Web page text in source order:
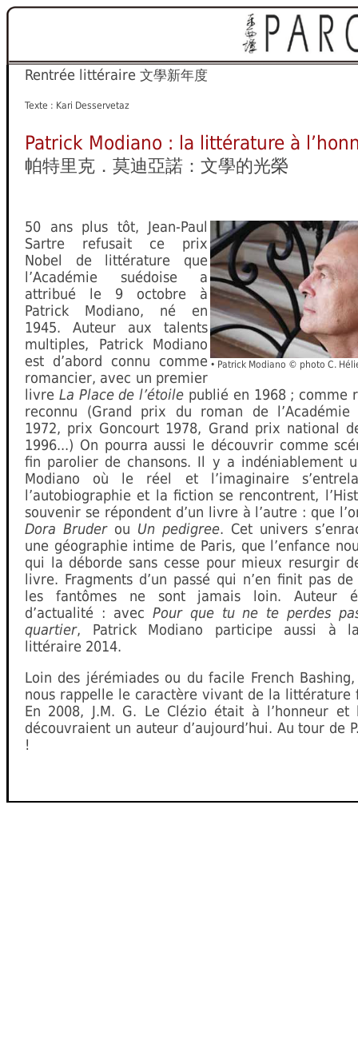
Rentrée littéraire 文學新年度
Texte : Kari Desservetaz
Patrick Modiano : la littérature à
帕特里克．莫迪亞諾：文學的光榮
• Patrick Modiano © photo C.
50 ans plus tôt, Jean-Paul
Sartre refusait ce prix
Nobel de littérature que
l’Académie suédoise a
attribué le 9 octobre à
Patrick Modiano, né en
1945. Auteur aux talents
multiples, Patrick Modiano
est d’abord connu comme
romancier, avec un premier
livre La Place de l’étoile publié en 1968 ; comme
reconnu (Grand prix du roman de l’Académie
1972, prix Goncourt 1978, Grand prix national
1996...) On pourra aussi le découvrir comme
fin parolier de chansons. Il y a indéniablement
Modiano où le réel et l’imaginaire
l’autobiographie et la fiction se rencontrent,
souvenir se répondent d’un livre à l’autre : que
Dora Bruderou Un pedigree. Cet univers
une géographie intime de Paris, que l’enfance
qui la déborde sans cesse pour mieux resurgir
livre. Fragments d’un passé qui n’en finit pas
les fantômes ne sont jamais loin. Auteur
d’actualité : avec Pour que tu ne te perdes
quartier, Patrick Modiano participe aussi à
littéraire 2014.
Loin des jérémiades ou du facile French
nous rappelle le caractère vivant de la littérature
En 2008, J.M. G. Le Clézio était à l’honneur et
découvraient un auteur d’aujourd’hui. Au tour de
!